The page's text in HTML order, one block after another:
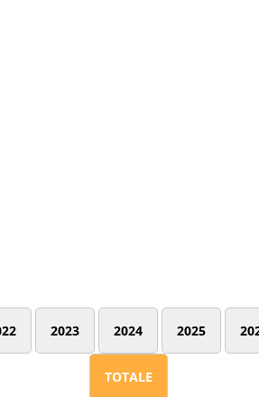
2023 2024 2025
TOTALE